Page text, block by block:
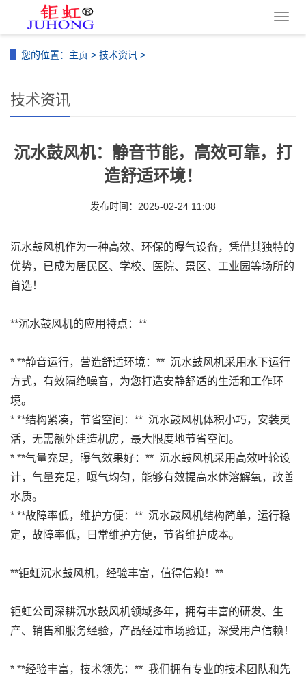
导
您的位置： 主页 > 技术资讯 >
技术资讯
沉水鼓风机：静音节能，高效可靠，打
造舒适环境！
发布时间：2025-02-24 11:08
沉水鼓风机作为一种高效、环保的曝气设备，凭借其独特的
优势，已成为居民区、学校、医院、景区、工业园等场所的
首选！
**沉水鼓风机的应用特点：**
* **静音运行，营造舒适环境：** 沉水鼓风机采用水下运行
方式，有效隔绝噪音，为您打造安静舒适的生活和工作环
境。
* **结构紧凑，节省空间：** 沉水鼓风机体积小巧，安装灵
活，无需额外建造机房，最大限度地节省空间。
* **气量充足，曝气效果好：** 沉水鼓风机采用高效叶轮设
计，气量充足，曝气均匀，能够有效提高水体溶解氧，改善
水质。
* **故障率低，维护方便：** 沉水鼓风机结构简单，运行稳
定，故障率低，日常维护方便，节省维护成本。
**钜虹沉水鼓风机，经验丰富，值得信赖！**
钜虹公司深耕沉水鼓风机领域多年，拥有丰富的研发、生
产、销售和服务经验，产品经过市场验证，深受用户信赖！
* **经验丰富，技术领先：** 我们拥有专业的技术团队和先